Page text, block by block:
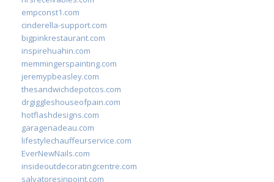
empconst1.com
cinderella-support.com
bigpinkrestaurant.com
inspirehuahin.com
memmingerspainting.com
jeremypbeasley.com
thesandwichdepotcos.com
drgiggleshouseofpain.com
hotflashdesigns.com
garagenadeau.com
lifestylechauffeurservice.com
EverNewNails.com
insideoutdecoratingcentre.com
salvatoresinpoint.com